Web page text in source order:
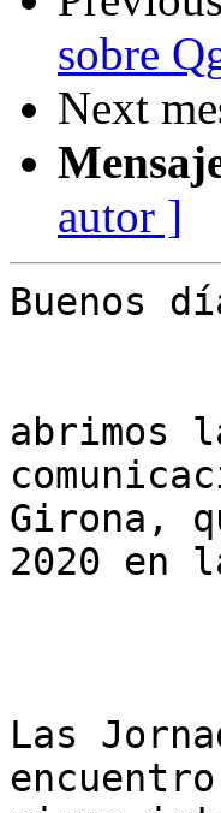
sobre
Next
autor ]
Buenos
abrimos
Girona,
2020 en
Las